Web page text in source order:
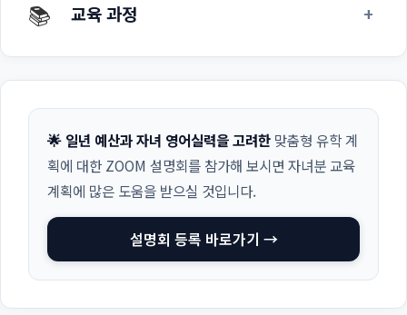
📚 교육 과정 +
🌟 일년 예산과 자녀 영어실력을 고려한 맞춤형 유학 계
획에 대한 ZOOM 설명회를 참가해 보시면 자녀분 교육
계획에 많은 도움을 받으실 것입니다.
설명회 등록 바로가기 →